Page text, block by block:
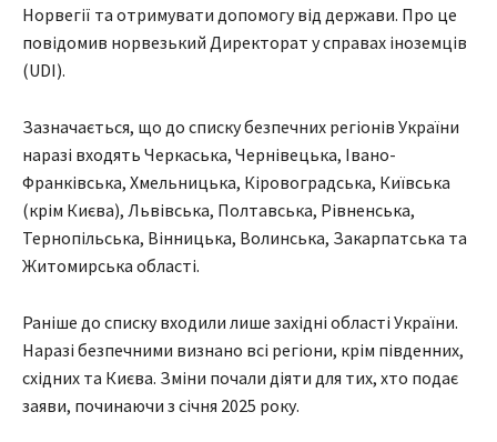
Норвегії та отримувати допомогу від держави. Про це
повідомив норвезький Директорат у справах іноземців
(UDI).
Зазначається, що до списку безпечних регіонів України
наразі входять Черкаська, Чернівецька, Івано-
Франківська, Хмельницька, Кіровоградська, Київська
(крім Києва), Львівська, Полтавська, Рівненська,
Тернопільська, Вінницька, Волинська, Закарпатська та
Житомирська області.
Раніше до списку входили лише західні області України.
Наразі безпечними визнано всі регіони, крім південних,
східних та Києва. Зміни почали діяти для тих, хто подає
заяви, починаючи з січня 2025 року.